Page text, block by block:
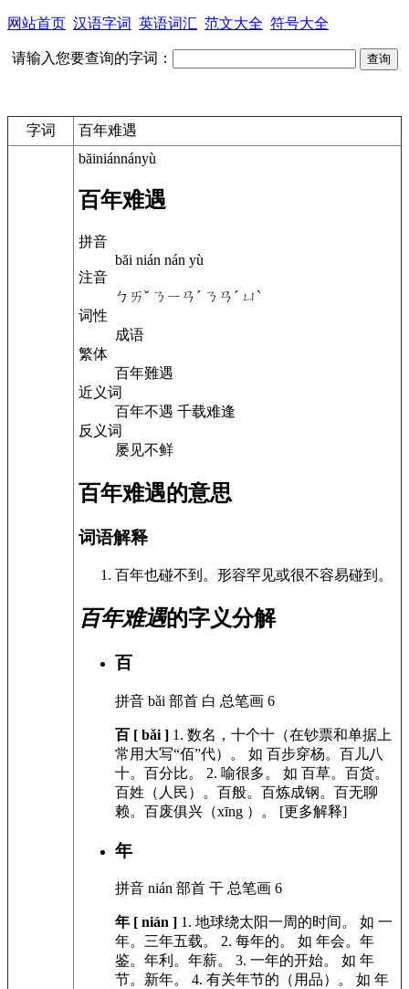
网站首页 汉语字词 英语词汇 范文大全 符号大全
请输入您要查询的字词：
字词
百年难遇
băiniánnányù
百年难遇
拼音
băi nián nán yù
注音
ㄅㄞˇ ㄋㄧㄢˊ ㄋㄢˊ ㄩˋ
词性
成语
繁体
百年難遇
近义词
百年不遇 千载难逢
反义词
屡见不鲜
百年难遇的意思
词语解释
百年也碰不到。形容罕见或很不容易碰到。
百年难遇的字义分解
百
拼音 bǎi 部首 白 总笔画 6
百 [ bǎi ] 1. 数名，十个十（在钞票和单据上
常用大写“佰”代）。 如 百步穿杨。百儿八
十。百分比。
2. 喻很多。 如 百草。百货。
百姓（人民）。百般。百炼成钢。百无聊
赖。百废俱兴（xīng ）。
[更多解释]
年
拼音 nián 部首 干 总笔画 6
年 [ nián ] 1. 地球绕太阳一周的时间。 如 一
年。三年五载。
2. 每年的。 如 年会。年
鉴。年利。年薪。
3. 一年的开始。 如 年
节。新年。
4. 有关年节的（用品）。 如 年